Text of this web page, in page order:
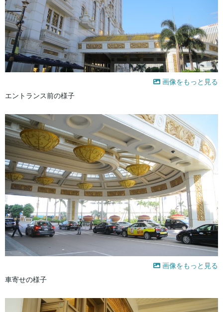
画像をもっと見る
エントランス前の様子
画像をもっと見る
車寄せの様子